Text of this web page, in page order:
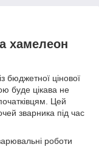
хамелеон
бюджетної цінової
буде цікава не
Цей
зварника під час
роботи